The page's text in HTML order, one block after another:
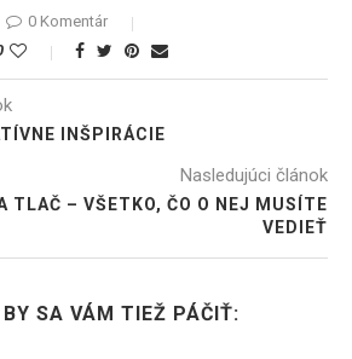
0 Komentár
INŠPIRÁCIE
Nasledujúci článok
TLAČ – VŠETKO, ČO O NEJ MUSÍTE
VEDIEŤ
SA VÁM TIEŽ PÁČIŤ: